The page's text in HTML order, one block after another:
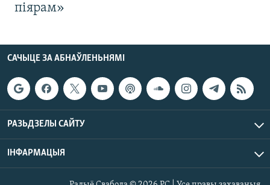
піярам»
САЧЫЦЕ ЗА АБНАЎЛЕНЬНЯМІ
РАЗЬДЗЕЛЫ САЙТУ
ІНФАРМАЦЫЯ